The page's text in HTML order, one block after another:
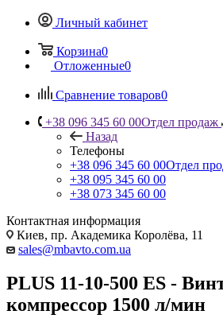
Личный кабинет
Корзина0
Отложенные0
Сравнение товаров0
+38 096 345 60 00Отдел продаж
Назад
Телефоны
+38 096 345 60 00Отдел
+38 095 345 60 00
+38 073 345 60 00
Контактная информация
Киев, пр. Академика Королёва, 11
sales@mbavto.com.ua
PLUS 11-10-500 ES -
компрессор 1500 л/мин